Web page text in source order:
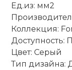
Ед.из: мм2
Коллекция:
Доступность:
Цвет: Серый
Тип дизайна: